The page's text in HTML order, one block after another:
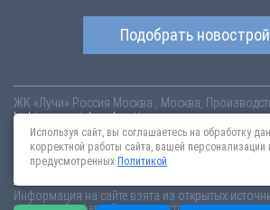
Подобрать
ЖК «Лучи» Россия Москва
, Москва,
luchi.novopoisk.msk.ruКупить квартиру в
«Лучи» от «ЛСР. Недвижимость - Москва» в
различных планировок от 7.57 млн рублей!
Информация на сайте взята из открытых
Используя сайт, вы соглашаетесь на обработку
корректной работы сайта, вашей персонализации
предусмотренных Политикой